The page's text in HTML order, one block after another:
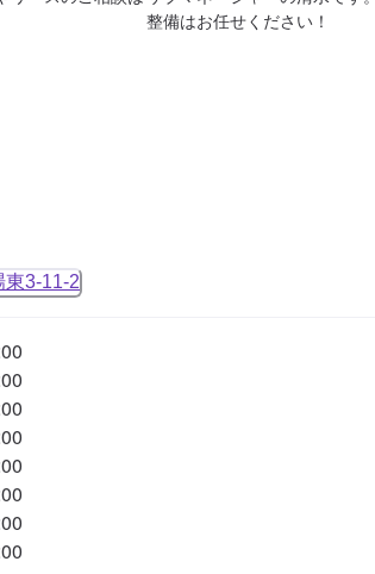
整備はお任せください！
東3-11-2